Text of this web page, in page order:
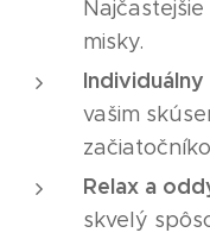
misky.
vašim
Relax a
skvelý